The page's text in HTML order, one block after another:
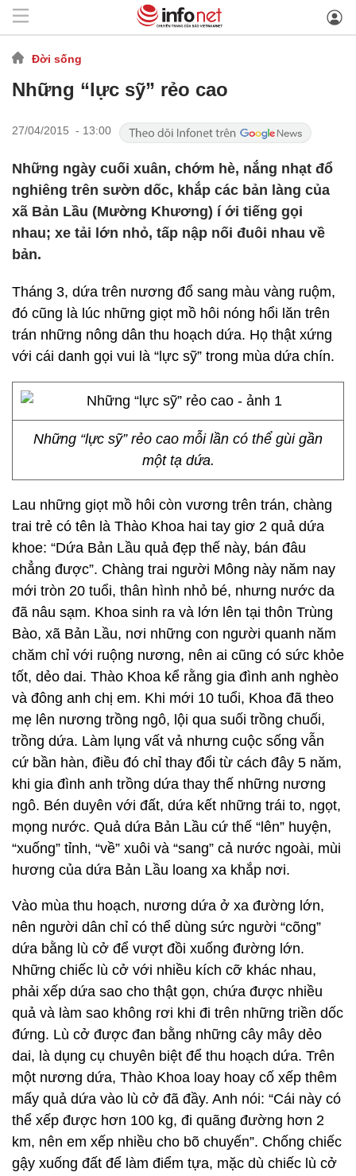
Đời sống
Những “lực sỹ” rẻo cao
27/04/2015 - 13:00
Những ngày cuối xuân, chớm hè, nắng nhạt đổ
nghiêng trên sườn dốc, khắp các bản làng của
xã Bản Lầu (Mường Khương) í ới tiếng gọi
nhau; xe tải lớn nhỏ, tấp nập nối đuôi nhau về
bản.
Tháng 3, dứa trên nương đổ sang màu vàng ruộm,
đó cũng là lúc những giọt mồ hôi nóng hổi lăn trên
trán những nông dân thu hoạch dứa. Họ thật xứng
với cái danh gọi vui là “lực sỹ” trong mùa dứa chín.
Những “lực sỹ” rẻo cao mỗi lần có thể gùi gần
một tạ dứa.
Lau những giọt mồ hôi còn vương trên trán, chàng
trai trẻ có tên là Thào Khoa hai tay giơ 2 quả dứa
khoe: “Dứa Bản Lầu quả đẹp thế này, bán đâu
chẳng được”. Chàng trai người Mông này năm nay
mới tròn 20 tuổi, thân hình nhỏ bé, nhưng nước da
đã nâu sạm. Khoa sinh ra và lớn lên tại thôn Trùng
Bào, xã Bản Lầu, nơi những con người quanh năm
chăm chỉ với ruộng nương, nên ai cũng có sức khỏe
tốt, dẻo dai. Thào Khoa kể rằng gia đình anh nghèo
và đông anh chị em. Khi mới 10 tuổi, Khoa đã theo
mẹ lên nương trồng ngô, lội qua suối trồng chuối,
trồng dứa. Làm lụng vất vả nhưng cuộc sống vẫn
cứ bần hàn, điều đó chỉ thay đổi từ cách đây 5 năm,
khi gia đình anh trồng dứa thay thế những nương
ngô. Bén duyên với đất, dứa kết những trái to, ngọt,
mọng nước. Quả dứa Bản Lầu cứ thế “lên” huyện,
“xuống” tỉnh, “về” xuôi và “sang” cả nước ngoài, mùi
hương của dứa Bản Lầu loang xa khắp nơi.
Vào mùa thu hoạch, nương dứa ở xa đường lớn,
nên người dân chỉ có thể dùng sức người “cõng”
dứa bằng lù cở để vượt đồi xuống đường lớn.
Những chiếc lù cở với nhiều kích cỡ khác nhau,
phải xếp dứa sao cho thật gọn, chứa được nhiều
quả và làm sao không rơi khi đi trên những triền dốc
đứng. Lù cở được đan bằng những cây mây dẻo
dai, là dụng cụ chuyên biệt để thu hoạch dứa. Trên
một nương dứa, Thào Khoa loay hoay cố xếp thêm
mấy quả dứa vào lù cở đã đầy. Anh nói: “Cái này có
thể xếp được hơn 100 kg, đi quãng đường hơn 2
km, nên em xếp nhiều cho bõ chuyến”. Chống chiếc
gậy xuống đất để làm điểm tựa, mặc dù chiếc lù cở